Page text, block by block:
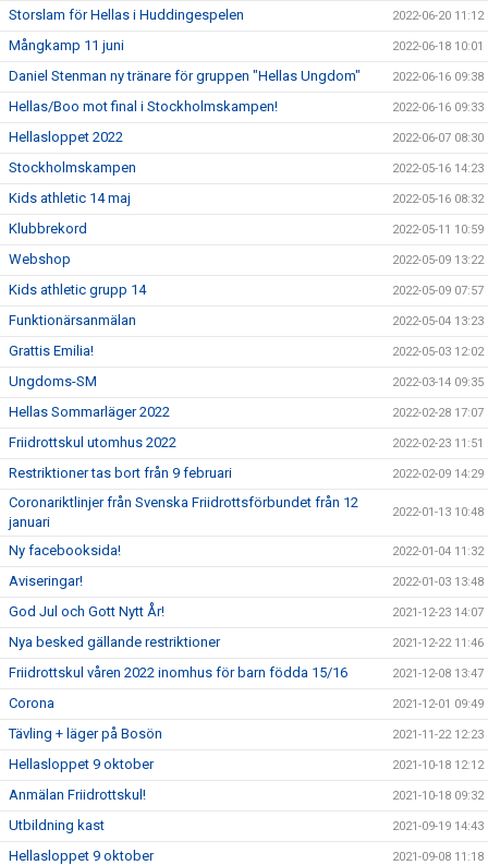
Storslam för Hellas i Huddingespelen 2022-06-20 11:12
Mångkamp 11 juni 2022-06-18 10:01
Daniel Stenman ny tränare för gruppen "Hellas Ungdom" 2022-06-16 09:38
Hellas/Boo mot final i Stockholmskampen! 2022-06-16 09:33
Hellasloppet 2022 2022-06-07 08:30
Stockholmskampen 2022-05-16 14:23
Kids athletic 14 maj 2022-05-16 08:32
Klubbrekord 2022-05-11 10:59
Webshop 2022-05-09 13:22
Kids athletic grupp 14 2022-05-09 07:57
Funktionärsanmälan 2022-05-04 13:23
Grattis Emilia! 2022-05-03 12:02
Ungdoms-SM 2022-03-14 09:35
Hellas Sommarläger 2022 2022-02-28 17:07
Friidrottskul utomhus 2022 2022-02-23 11:51
Restriktioner tas bort från 9 februari 2022-02-09 14:29
Coronariktlinjer från Svenska Friidrottsförbundet från 12
januari
2022-01-13 10:48
Ny facebooksida! 2022-01-04 11:32
Aviseringar! 2022-01-03 13:48
God Jul och Gott Nytt År! 2021-12-23 14:07
Nya besked gällande restriktioner 2021-12-22 11:46
Friidrottskul våren 2022 inomhus för barn födda 15/16 2021-12-08 13:47
Corona 2021-12-01 09:49
Tävling + läger på Bosön 2021-11-22 12:23
Hellasloppet 9 oktober 2021-10-18 12:12
Anmälan Friidrottskul! 2021-10-18 09:32
Utbildning kast 2021-09-19 14:43
Hellasloppet 9 oktober 2021-09-08 11:18